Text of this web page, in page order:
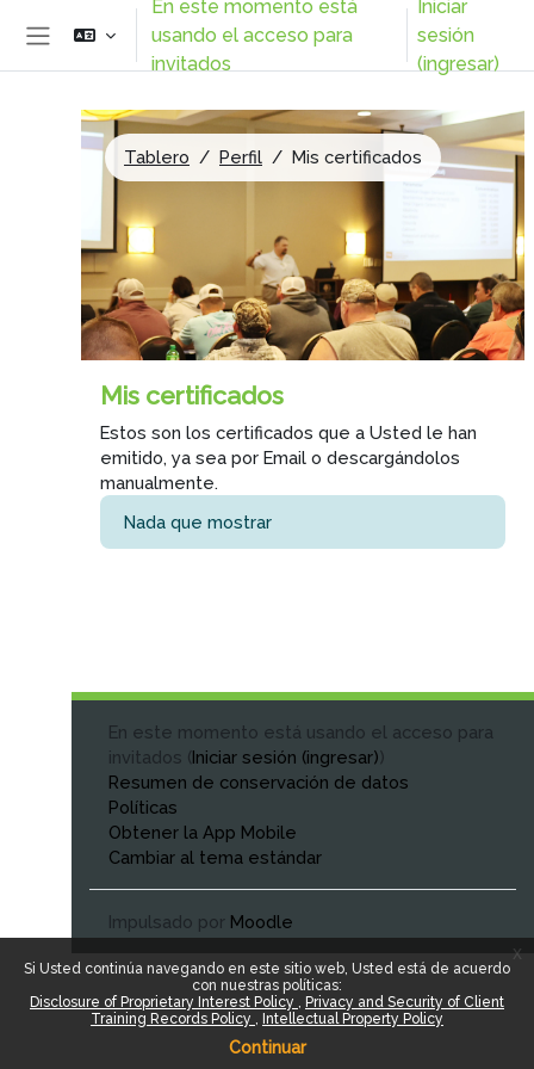
Saltar al contenido principal
Si Usted continúa navegando en este sitio web, Usted está de acuerdo
con nuestras políticas:
Disclosure of Proprietary Interest Policy
Privacy and Security of Client
Training Records Policy
Intellectual Property Policy
Continuar
x
Pánel lateral
En este momento está
usando el acceso para
invitados
Iniciar
sesión
(ingresar)
Tablero Perfil Mis certificados
Mis certificados
Estos son los certificados que a Usted le han
emitido, ya sea por Email o descargándolos
manualmente.
Nada que mostrar
En este momento está usando el acceso para
invitados (Iniciar sesión (ingresar))
Resumen de conservación de datos
Políticas
Obtener la App Mobile
Cambiar al tema estándar
Impulsado por Moodle